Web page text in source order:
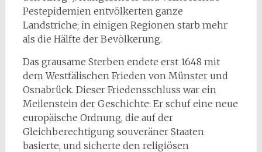
Pestepidemien entvölkerten ganze
Landstriche; in einigen Regionen starb mehr
als die Hälfte der Bevölkerung.
Das grausame Sterben endete erst 1648 mit
dem Westfälischen Frieden von Münster und
Osnabrück. Dieser Friedensschluss war ein
Meilenstein der Geschichte: Er schuf eine neue
europäische Ordnung, die auf der
Gleichberechtigung souveräner Staaten
basierte, und sicherte den religiösen